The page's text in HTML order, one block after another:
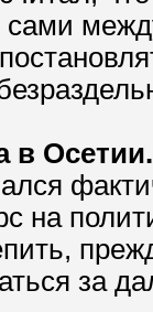
сами
в Осетии.
на
за